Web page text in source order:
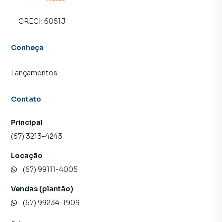
CRECI: 6051J
Conheça
Lançamentos
Contato
Principal
(67) 3213-4243
Locação
(67) 99111-4005
Vendas (plantão)
(67) 99234-1909